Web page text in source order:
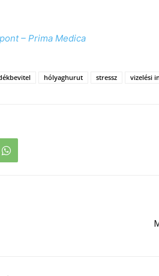
– Prima Medica
hólyaghurut stressz vizelési